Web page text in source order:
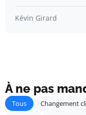
Kévin Girard
À ne pas
Tous Changement